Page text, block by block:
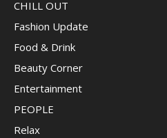
CHILL OUT
Fashion Update
Food & Drink
Beauty Corner
Entertainment
PEOPLE
Relax